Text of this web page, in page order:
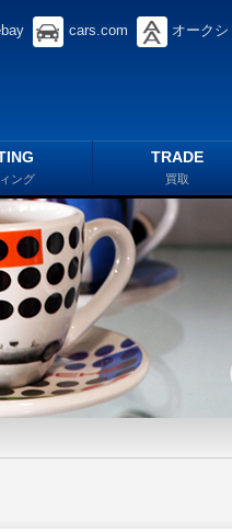
cars.com オークシ
ング
TRADE
買取